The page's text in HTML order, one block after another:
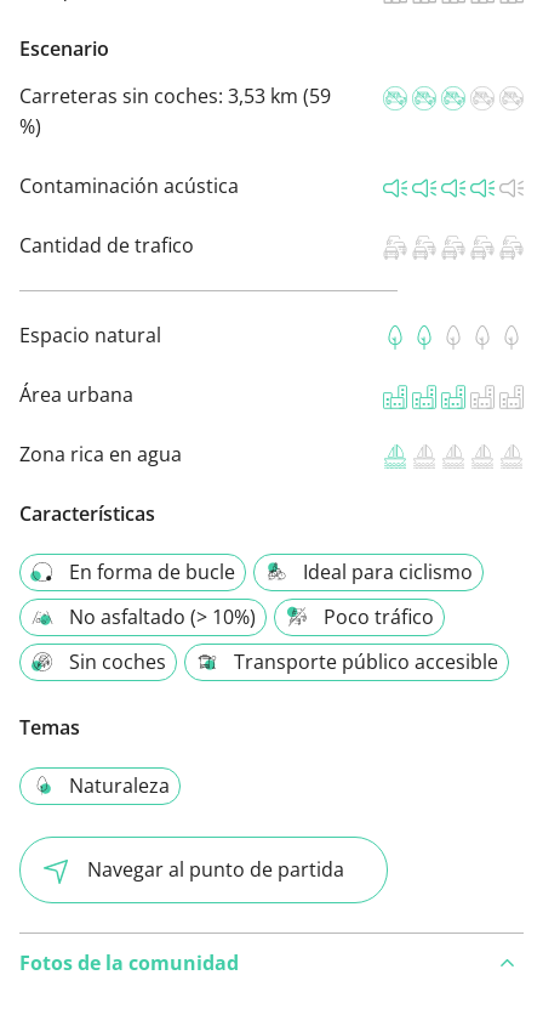
Escenario
Carreteras sin coches: 3,53 km (59
%)
Contaminación acústica
Cantidad de trafico
Espacio natural
Área urbana
Zona rica en agua
Características
En forma de bucle
Ideal para ciclismo
No asfaltado (> 10%)
Poco tráfico
Sin coches
Transporte público accesible
Temas
Naturaleza
Navegar al punto de partida
Fotos de la comunidad